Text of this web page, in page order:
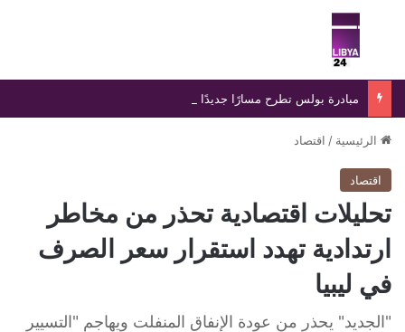
بحث عن
مبادرة بولس تطرح مسارًا جديدًا لإنهاء الانسداد السياسي في ليبيا
الرئيسية / اقتصاد
اقتصاد
تحليلات اقتصادية تحذر من مخاطر
ارتدادية تهدد استقرار سعر الصرف
في ليبيا
"الجديد" يحذر من عودة الإنفاق المنفلت ويهاجم "التسيير